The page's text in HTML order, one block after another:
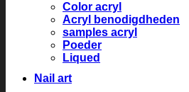
Color acryl
Acryl benodigdheden
samples acryl
Poeder
Liqued
Nail art